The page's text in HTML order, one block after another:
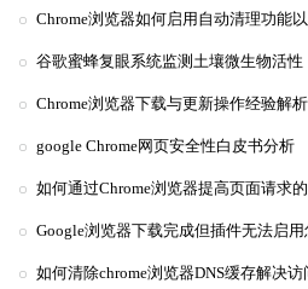
Chrome浏览器如何启用自动清理功能
谷歌蜜蜂复眼系统监测土壤微生物活性
Chrome浏览器下载与更新操作经验解析
google Chrome网页安全性白皮书分析
如何通过Chrome浏览器提高页面请求
Google浏览器下载完成但插件无法启
如何清除chrome浏览器DNS缓存解决访